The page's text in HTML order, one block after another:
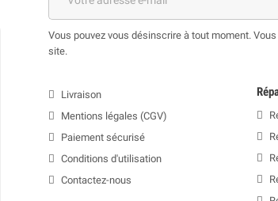
Vous pouvez vous désinscrire à tout moment.
site.
Livraison
Mentions légales (CGV)
Paiement sécurisé
Conditions d'utilisation
Contactez-nous